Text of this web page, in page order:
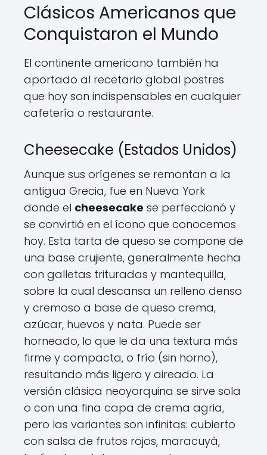
Clásicos Americanos que
Conquistaron el Mundo
El continente americano también ha
aportado al recetario global postres
que hoy son indispensables en cualquier
cafetería o restaurante.
Cheesecake (Estados Unidos)
Aunque sus orígenes se remontan a la
antigua Grecia, fue en Nueva York
donde el cheesecake se perfeccionó y
se convirtió en el ícono que conocemos
hoy. Esta tarta de queso se compone de
una base crujiente, generalmente hecha
con galletas trituradas y mantequilla,
sobre la cual descansa un relleno denso
y cremoso a base de queso crema,
azúcar, huevos y nata. Puede ser
horneado, lo que le da una textura más
firme y compacta, o frío (sin horno),
resultando más ligero y aireado. La
versión clásica neoyorquina se sirve sola
o con una fina capa de crema agria,
pero las variantes son infinitas: cubierto
con salsa de frutos rojos, maracuyá,